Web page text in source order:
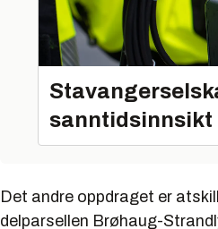
Det andre oppdraget er
delparsellen Brøhaug-